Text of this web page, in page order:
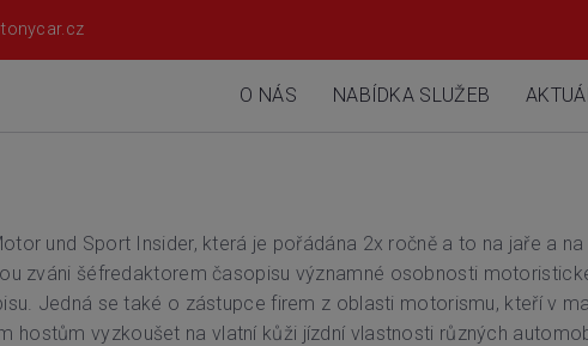
O NÁS NABÍDKA SLUŽEB
und Sport Insider, která je pořádána 2x ročně a to na jaře a
zváni šéfredaktorem časopisu významné osobnosti
Jedná se také o zástupce firem z oblasti motorismu, kteří v
hostům vyzkoušet na vlatní kůži jízdní vlastnosti různých